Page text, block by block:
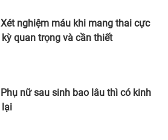
Xét nghiệm máu khi mang thai cực
kỳ quan trọng và cần thiết
Phụ nữ sau sinh bao lâu thì có kinh
lại